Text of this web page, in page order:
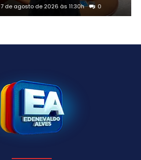
7 de agosto de 2026 às 11:30h 0